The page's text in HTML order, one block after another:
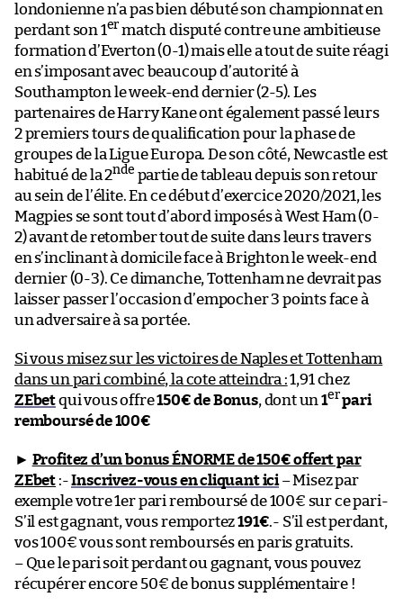
londonienne n’a pas bien débuté son championnat en
perdant son 1er match disputé contre une ambitieuse
formation d’Everton (0-1) mais elle a tout de suite réagi
en s’imposant avec beaucoup d’autorité à
Southampton le week-end dernier (2-5). Les
partenaires de Harry Kane ont également passé leurs
2 premiers tours de qualification pour la phase de
groupes de la Ligue Europa. De son côté, Newcastle est
habitué de la 2nde partie de tableau depuis son retour
au sein de l’élite. En ce début d’exercice 2020/2021, les
Magpies se sont tout d’abord imposés à West Ham (0-
2) avant de retomber tout de suite dans leurs travers
en s’inclinant à domicile face à Brighton le week-end
dernier (0-3). Ce dimanche, Tottenham ne devrait pas
laisser passer l’occasion d’empocher 3 points face à
un adversaire à sa portée.
Si vous misez sur les victoires de Naples et Tottenham
dans un pari combiné, la cote atteindra :1,91 chez
ZEbetqui vous offre150€ de Bonus, dont un1erpari
remboursé de 100€
► Profitez d’un bonus ÉNORME de 150€ offert par
ZEbet :-Inscrivez-vous en cliquant ici– Misez par
exemple votre 1er pari remboursé de 100€ sur ce pari-
S’il est gagnant, vous remportez191€.- S’il est perdant,
vos 100€ vous sont remboursés en paris gratuits.
– Que le pari soit perdant ou gagnant, vous pouvez
récupérer encore 50€ de bonus supplémentaire !